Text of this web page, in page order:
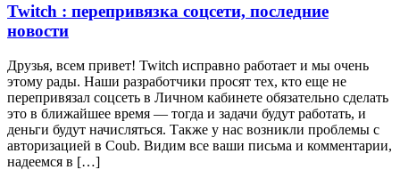
Twitch : перепривязка соцсети, последние
новости
Друзья, всем привет! Twitch исправно работает и мы очень
этому рады. Наши разработчики просят тех, кто еще не
перепривязал соцсеть в Личном кабинете обязательно сделать
это в ближайшее время — тогда и задачи будут работать, и
деньги будут начисляться. Также у нас возникли проблемы с
авторизацией в Coub. Видим все ваши письма и комментарии,
надеемся в […]